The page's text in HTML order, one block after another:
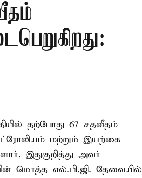
தற்போது 67 சதவீதம்
மற்றும் இயற்கை
இதுகுறித்து அவர்
மொத்த எல்.பி.ஜி. தேவையில்